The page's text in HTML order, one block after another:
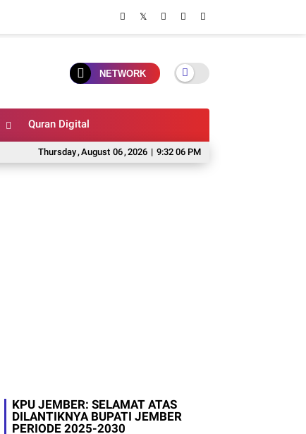
NETWORK
Quran Digital
Thursday,August 06,2026 | 9:32 08 PM
KPU JEMBER: SELAMAT ATAS
DILANTIKNYA BUPATI JEMBER
PERIODE 2025-2030